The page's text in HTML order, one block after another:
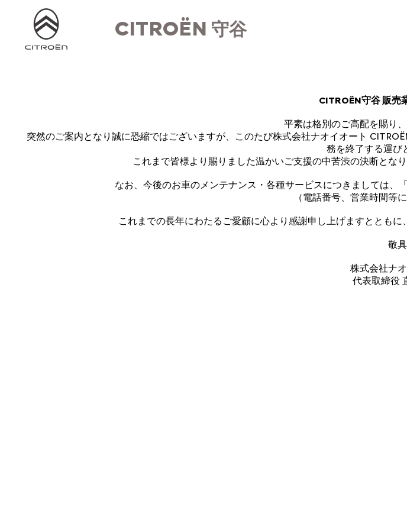
CITROËN 守谷
CITROËN守谷 販売
平素は格別のご高配を賜り
突然のご案内となり誠に恐縮ではございますが、このたび株式会社ナオイオート
務を終了する運び
これまで皆様より賜りました温かいご支援の中苦渋の決断とな
なお、今後のお車のメンテナンス・各種サービスにつきましては、
（電話番号、営業時間等
これまでの長年にわたるご愛顧に心より感謝申し上げますととも
敬具
株式会社ナ
代表取締役